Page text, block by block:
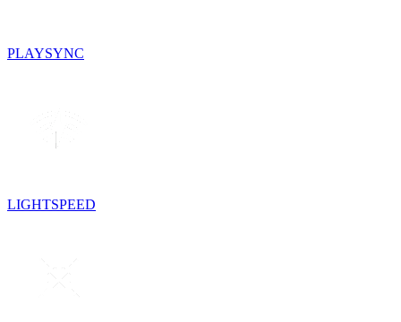
PLAYSYNC
LIGHTSPEED